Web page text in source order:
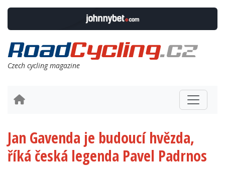
Czech cycling magazine
Jan Gavenda je budoucí hvězda,
říká česká legenda Pavel Padrnos